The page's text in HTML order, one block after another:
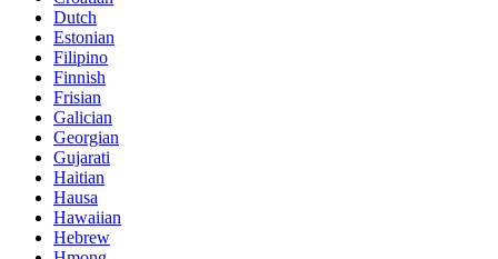
Dutch
Estonian
Filipino
Finnish
Frisian
Galician
Georgian
Gujarati
Haitian
Hausa
Hawaiian
Hebrew